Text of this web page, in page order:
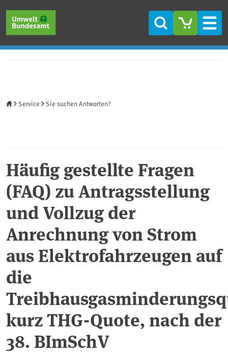
Suche
Service Sie suchen Antworten?
Häufig gestellte Fragen
(FAQ) zu Antragsstellung
und Vollzug der
Anrechnung von Strom
aus Elektrofahrzeugen auf
die
kurz THG-Quote, nach der
38. BImSchV